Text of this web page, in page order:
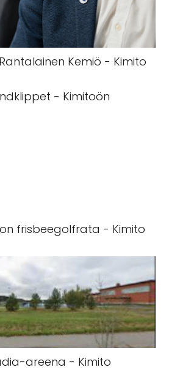
Kemiö - Kimito
- Kimitoön
frisbeegolfrata - Kimito
areena - Kimito